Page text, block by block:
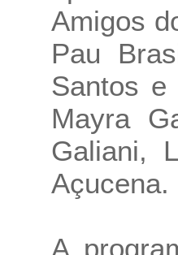
Amigos
Pau
Santos e
Mayra
Galiani,
Açucena.
A